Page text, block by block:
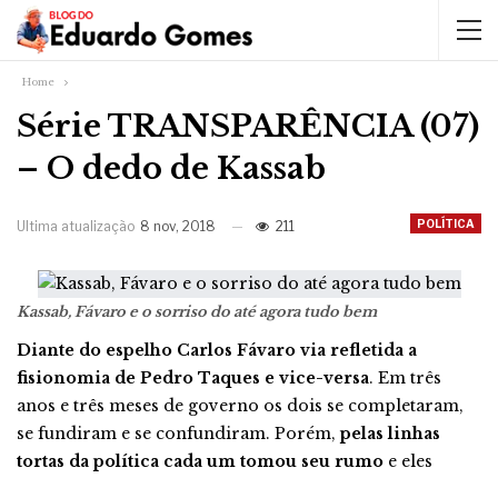
Home
Série TRANSPARÊNCIA (07)
– O dedo de Kassab
POLÍTICA
Ultima atualização 8 nov, 2018 211
Kassab, Fávaro e o sorriso do até agora tudo bem
Diante do espelho Carlos Fávaro via refletida a
fisionomia de Pedro Taques e vice-versa. Em três
anos e três meses de governo os dois se completaram,
se fundiram e se confundiram. Porém,pelas linhas
tortas da política cada um tomou seu rumo e eles